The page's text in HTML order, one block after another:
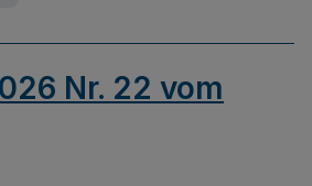
Nr. 22 vom